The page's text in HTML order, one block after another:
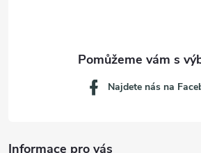
Informace pro vás
Najdete nás na